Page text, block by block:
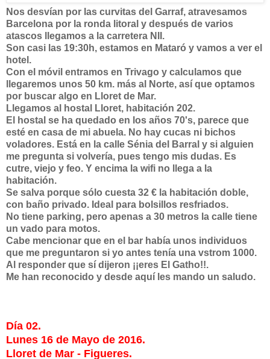
Nos desvían por las curvitas del Garraf, atravesamos
Barcelona por la ronda litoral y después de varios
atascos llegamos a la carretera NII.
Son casi las 19:30h, estamos en Mataró y vamos a ver el
hotel.
Con el móvil entramos en Trivago y calculamos que
llegaremos unos 50 km. más al Norte, así que optamos
por buscar algo en Lloret de Mar.
Llegamos al hostal Lloret, habitación 202.
El hostal se ha quedado en los años 70's, parece que
esté en casa de mi abuela. No hay cucas ni bichos
voladores. Está en la calle Sénia del Barral y si alguien
me pregunta si volvería, pues tengo mis dudas. Es
cutre, viejo y feo. Y encima la wifi no llega a la
habitación.
Se salva porque sólo cuesta 32 € la habitación doble,
con baño privado. Ideal para bolsillos resfriados.
No tiene parking, pero apenas a 30 metros la calle tiene
un vado para motos.
Cabe mencionar que en el bar había unos individuos
que me preguntaron si yo antes tenía una vstrom 1000.
Al responder que sí dijeron ¡¡eres El Gatho!!.
Me han reconocido y desde aquí les mando un saludo.
Día 02.
Lunes 16 de Mayo de 2016.
Lloret de Mar - Figueres.